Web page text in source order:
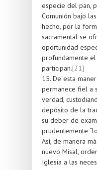
especie del pan,
Comunión bajo
hecho, por la
sacramental se
oportunidad
profundamente
participan.[21]
15. De esta
permanece fiel a
verdad,
depósito de la
su deber de
prudentemente
Así, de manera
nuevo Misal,
Iglesia a las